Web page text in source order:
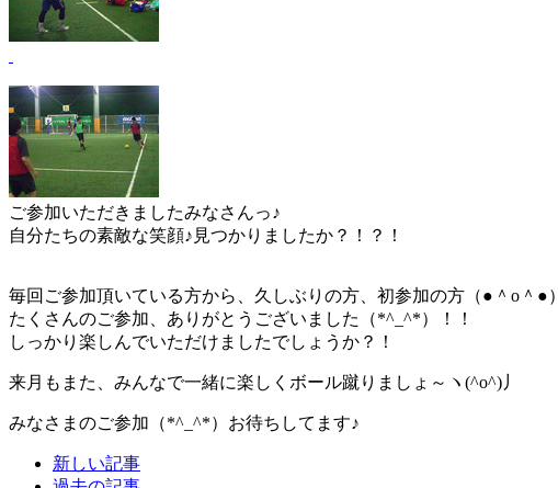
ご参加いただきましたみなさんっ♪
自分たちの素敵な笑顔♪見つかりましたか？！？！
毎回ご参加頂いている方から、久しぶりの方、初参加の方（●＾o＾●）
たくさんのご参加、ありがとうございました（*^_^*）！！
しっかり楽しんでいただけましたでしょうか？！
来月もまた、みんなで一緒に楽しくボール蹴りましょ～ヽ(^o^)丿
みなさまのご参加（*^_^*）お待ちしてます♪
新しい記事